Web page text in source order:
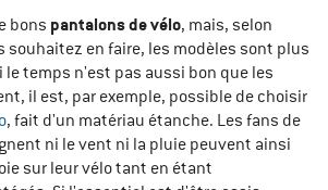
bons pantalons de vélo, mais, selon
en faire, les modèles sont plus
le temps n'est pas aussi bon que les
il est, par exemple, possible de choisir
, fait d'un matériau étanche. Les fans de
ni le vent ni la pluie peuvent ainsi
sur leur vélo tant en étant